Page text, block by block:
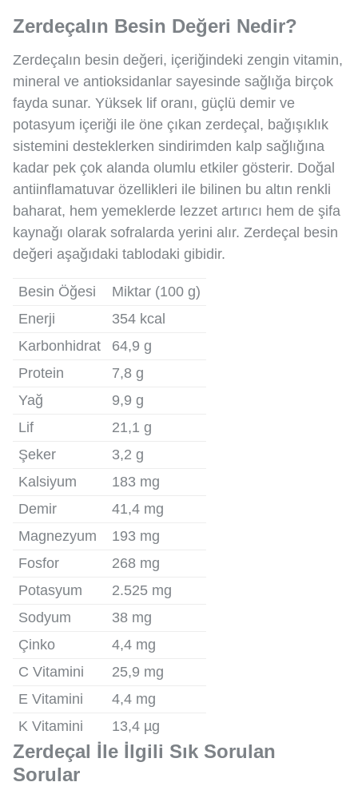
Zerdeçalın Besin Değeri Nedir?
Zerdeçalın besin değeri, içeriğindeki zengin vitamin,
mineral ve antioksidanlar sayesinde sağlığa birçok
fayda sunar. Yüksek lif oranı, güçlü demir ve
potasyum içeriği ile öne çıkan zerdeçal, bağışıklık
sistemini desteklerken sindirimden kalp sağlığına
kadar pek çok alanda olumlu etkiler gösterir. Doğal
antiinflamatuvar özellikleri ile bilinen bu altın renkli
baharat, hem yemeklerde lezzet artırıcı hem de şifa
kaynağı olarak sofralarda yerini alır. Zerdeçal besin
değeri aşağıdaki tablodaki gibidir.
Besin Öğesi
Miktar (100 g)
Enerji
354 kcal
Karbonhidrat
64,9 g
Protein
7,8 g
Yağ
9,9 g
Lif
21,1 g
Şeker
3,2 g
Kalsiyum
183 mg
Demir
41,4 mg
Magnezyum
193 mg
Fosfor
268 mg
Potasyum
2.525 mg
Sodyum
38 mg
Çinko
4,4 mg
C Vitamini
25,9 mg
E Vitamini
4,4 mg
K Vitamini
13,4 µg
Zerdeçal İle İlgili Sık Sorulan
Sorular